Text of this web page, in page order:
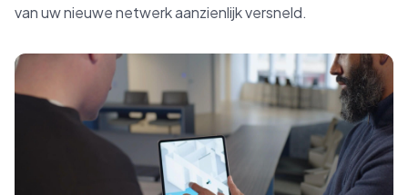
van uw nieuwe netwerk aanzienlijk versneld.